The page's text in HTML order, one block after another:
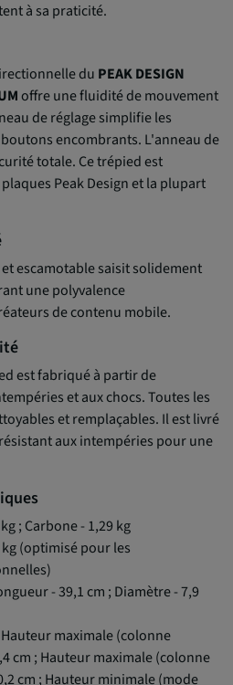
à sa praticité.
du PEAK DESIGN
offre une fluidité de mouvement
de réglage simplifie les
encombrants. L'anneau de
totale. Ce trépied est
Peak Design et la plupart
escamotable saisit solidement
une polyvalence
de contenu mobile.
est fabriqué à partir de
et aux chocs. Toutes les
et remplaçables. Il est livré
aux intempéries pour une
; Carbone - 1,29 kg
kg (optimisé pour les
- 39,1 cm ; Diamètre - 7,9
maximale (colonne
cm ; Hauteur maximale (colonne
cm ; Hauteur minimale (mode